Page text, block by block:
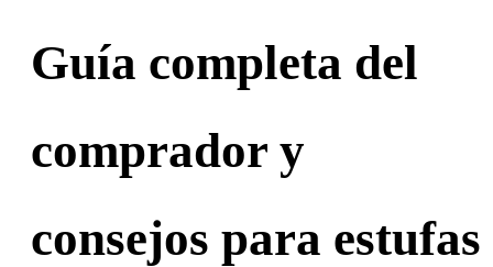
Guía completa del
comprador y
consejos para estufas